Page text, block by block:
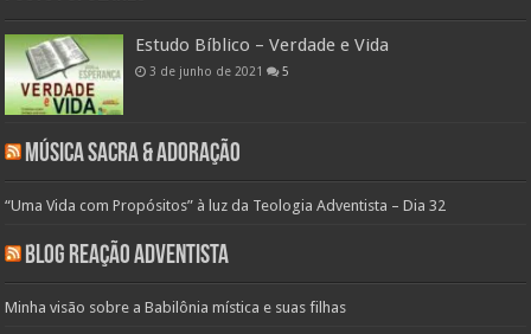
Estudo Bíblico – Verdade e Vida
3 de junho de 2021 5
Música Sacra & Adoração
“Uma Vida com Propósitos” à luz da Teologia Adventista – Dia 32
Blog Reação Adventista
Minha visão sobre a Babilônia mística e suas filhas